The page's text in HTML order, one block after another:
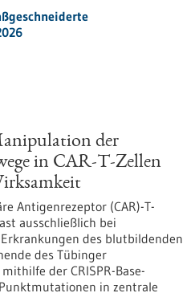
der
in CAR-T-Zellen
Antigenrezeptor (CAR)-T-
ausschließlich bei
des blutbildenden
des Tübinger
der CRISPR-Base-
in zentrale